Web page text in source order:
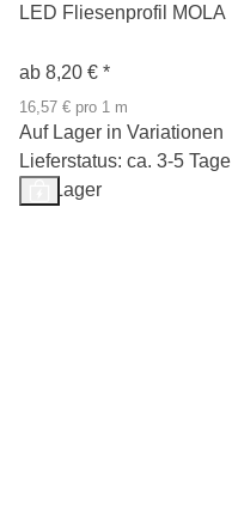
LED Fliesenprofil MOLA
ab 8,20 € *
16,57 € pro 1 m
Auf Lager in Variationen
Lieferstatus: ca. 3-5 Tage
Auf Lager